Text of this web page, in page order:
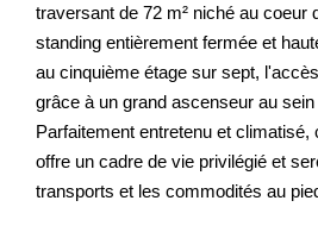
traversant de 72 m² niché au coeur
standing entièrement fermée et
au cinquième étage sur sept,
grâce à un grand ascenseur au
Parfaitement entretenu et climatisé,
offre un cadre de vie privilégié et
transports et les commodités au